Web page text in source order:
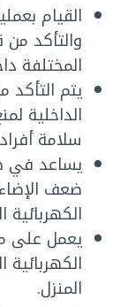
القيام
والتأكد
المختلفة
يتم التأكد
الداخلية
سلامة
يساعد في
ضعف
الكهربائية
يعمل على
المنزل.